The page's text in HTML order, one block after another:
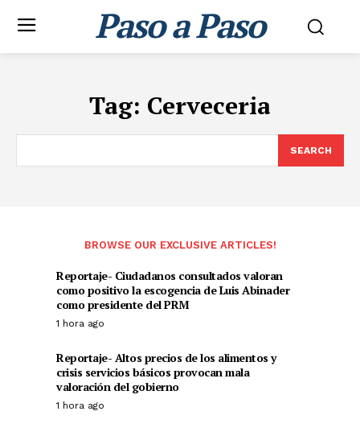
Paso a Paso
Tag: Cerveceria
SEARCH
BROWSE OUR EXCLUSIVE ARTICLES!
Reportaje- Ciudadanos consultados valoran
como positivo la escogencia de Luis Abinader
como presidente del PRM
1 hora ago
Reportaje- Altos precios de los alimentos y
crisis servicios básicos provocan mala
valoración del gobierno
1 hora ago